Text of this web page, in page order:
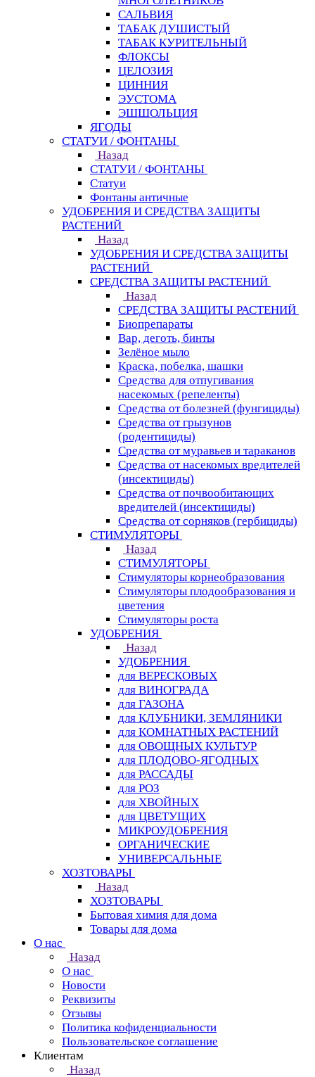
САЛЬВИЯ
ТАБАК ДУШИСТЫЙ
ТАБАК КУРИТЕЛЬНЫЙ
ФЛОКСЫ
ЦЕЛОЗИЯ
ЦИННИЯ
ЭУСТОМА
ЭШШОЛЬЦИЯ
ЯГОДЫ
СТАТУИ / ФОНТАНЫ
Назад
СТАТУИ / ФОНТАНЫ
Статуи
Фонтаны античные
УДОБРЕНИЯ И СРЕДСТВА ЗАЩИТЫ
РАСТЕНИЙ
Назад
УДОБРЕНИЯ И СРЕДСТВА ЗАЩИТЫ
РАСТЕНИЙ
СРЕДСТВА ЗАЩИТЫ РАСТЕНИЙ
Назад
СРЕДСТВА ЗАЩИТЫ РАСТЕНИЙ
Биопрепараты
Вар, деготь, бинты
Зелёное мыло
Краска, побелка, шашки
Средства для отпугивания
насекомых (репеленты)
Средства от болезней (фунгициды)
Средства от грызунов
(родентициды)
Средства от муравьев и тараканов
Средства от насекомых вредителей
(инсектициды)
Средства от почвообитающих
вредителей (инсектициды)
Средства от сорняков (гербициды)
СТИМУЛЯТОРЫ
Назад
СТИМУЛЯТОРЫ
Стимуляторы корнеобразования
Стимуляторы плодообразования и
цветения
Стимуляторы роста
УДОБРЕНИЯ
Назад
УДОБРЕНИЯ
для ВЕРЕСКОВЫХ
для ВИНОГРАДА
для ГАЗОНА
для КЛУБНИКИ, ЗЕМЛЯНИКИ
для КОМНАТНЫХ РАСТЕНИЙ
для ОВОЩНЫХ КУЛЬТУР
для ПЛОДОВО-ЯГОДНЫХ
для РАССАДЫ
для РОЗ
для ХВОЙНЫХ
для ЦВЕТУЩИХ
МИКРОУДОБРЕНИЯ
ОРГАНИЧЕСКИЕ
УНИВЕРСАЛЬНЫЕ
ХОЗТОВАРЫ
Назад
ХОЗТОВАРЫ
Бытовая химия для дома
Товары для дома
О нас
Назад
О нас
Новости
Реквизиты
Отзывы
Политика кофиденциальности
Пользовательское соглашение
Клиентам
Назад